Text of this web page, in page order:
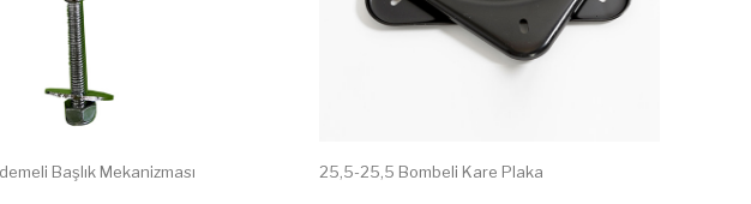
Başlık Mekanizması 25,5-25,5 Bombeli Kare Plaka